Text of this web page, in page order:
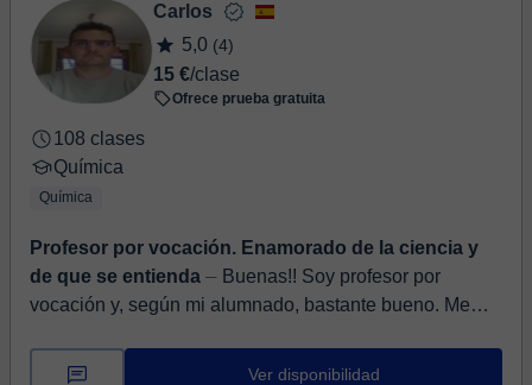
Carlos
5,0 (4)
15 €/clase
Ofrece prueba gratuita
108 clases
Química
Química
Profesor por vocación. Enamorado de la ciencia y
de que se entienda ⏤ Buenas!! Soy profesor por
vocación y, según mi alumnado, bastante bueno. Me
entender la física y ...
Ver disponibilidad